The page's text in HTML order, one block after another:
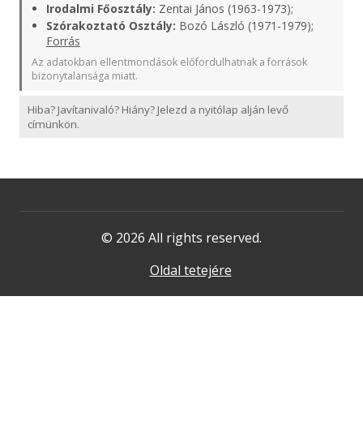
Irodalmi Főosztály: Zentai János (1963-1973);
Szórakoztató Osztály: Bozó László (1971-1979);
Forrás
Az adatokban ellentmondások előfordulhatnak a források
bizonytalansága miatt.
Hiba? Javítanivaló? Hiány? Jelezd a nyitólap alján levő
címünkön.
© 2026 All rights reserved.
Oldal tetejére